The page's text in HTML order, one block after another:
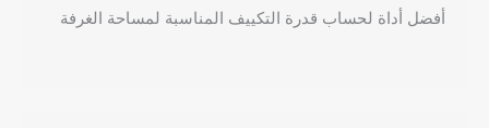
أفضل أداة لحساب قدرة التكييف المناسبة لمساحة الغرفة